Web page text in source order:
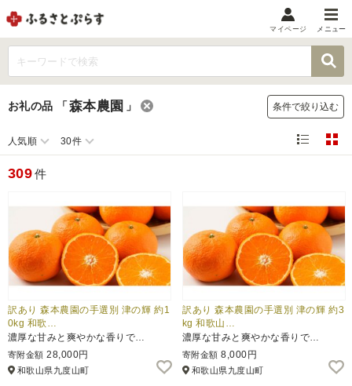
メニュー
マイメニュー
マイページ
メニュー
お礼の品から探す
お礼の品をカテゴリや金額で絞り込み
自治体から探す
特集・おすすめ
ふるさと納税とは
マイページ
お礼の品 「森本農園 」 条件で絞り込む
人気順 30件
309件
訳あり 森本農園の手選別 津の輝 約1
0kg 和歌…
濃厚な甘みと爽やかな香りで…
寄附金額 28,000円
和歌山県九度山町
訳あり 森本農園の手選別 津の輝 約3
kg 和歌山…
濃厚な甘みと爽やかな香りで…
寄附金額 8,000円
和歌山県九度山町